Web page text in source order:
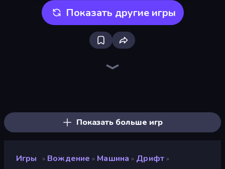
Показать другие игры
Показать больше игр
Игры » Вождение » Машина » Дрифт »